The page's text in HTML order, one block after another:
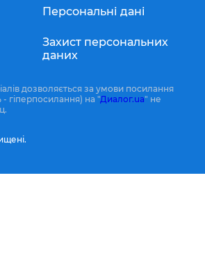
Персональні дані
Захист персональних
даних
дозволяється за умови посилання
- гіперпосилання) на "Диалог.ua" не